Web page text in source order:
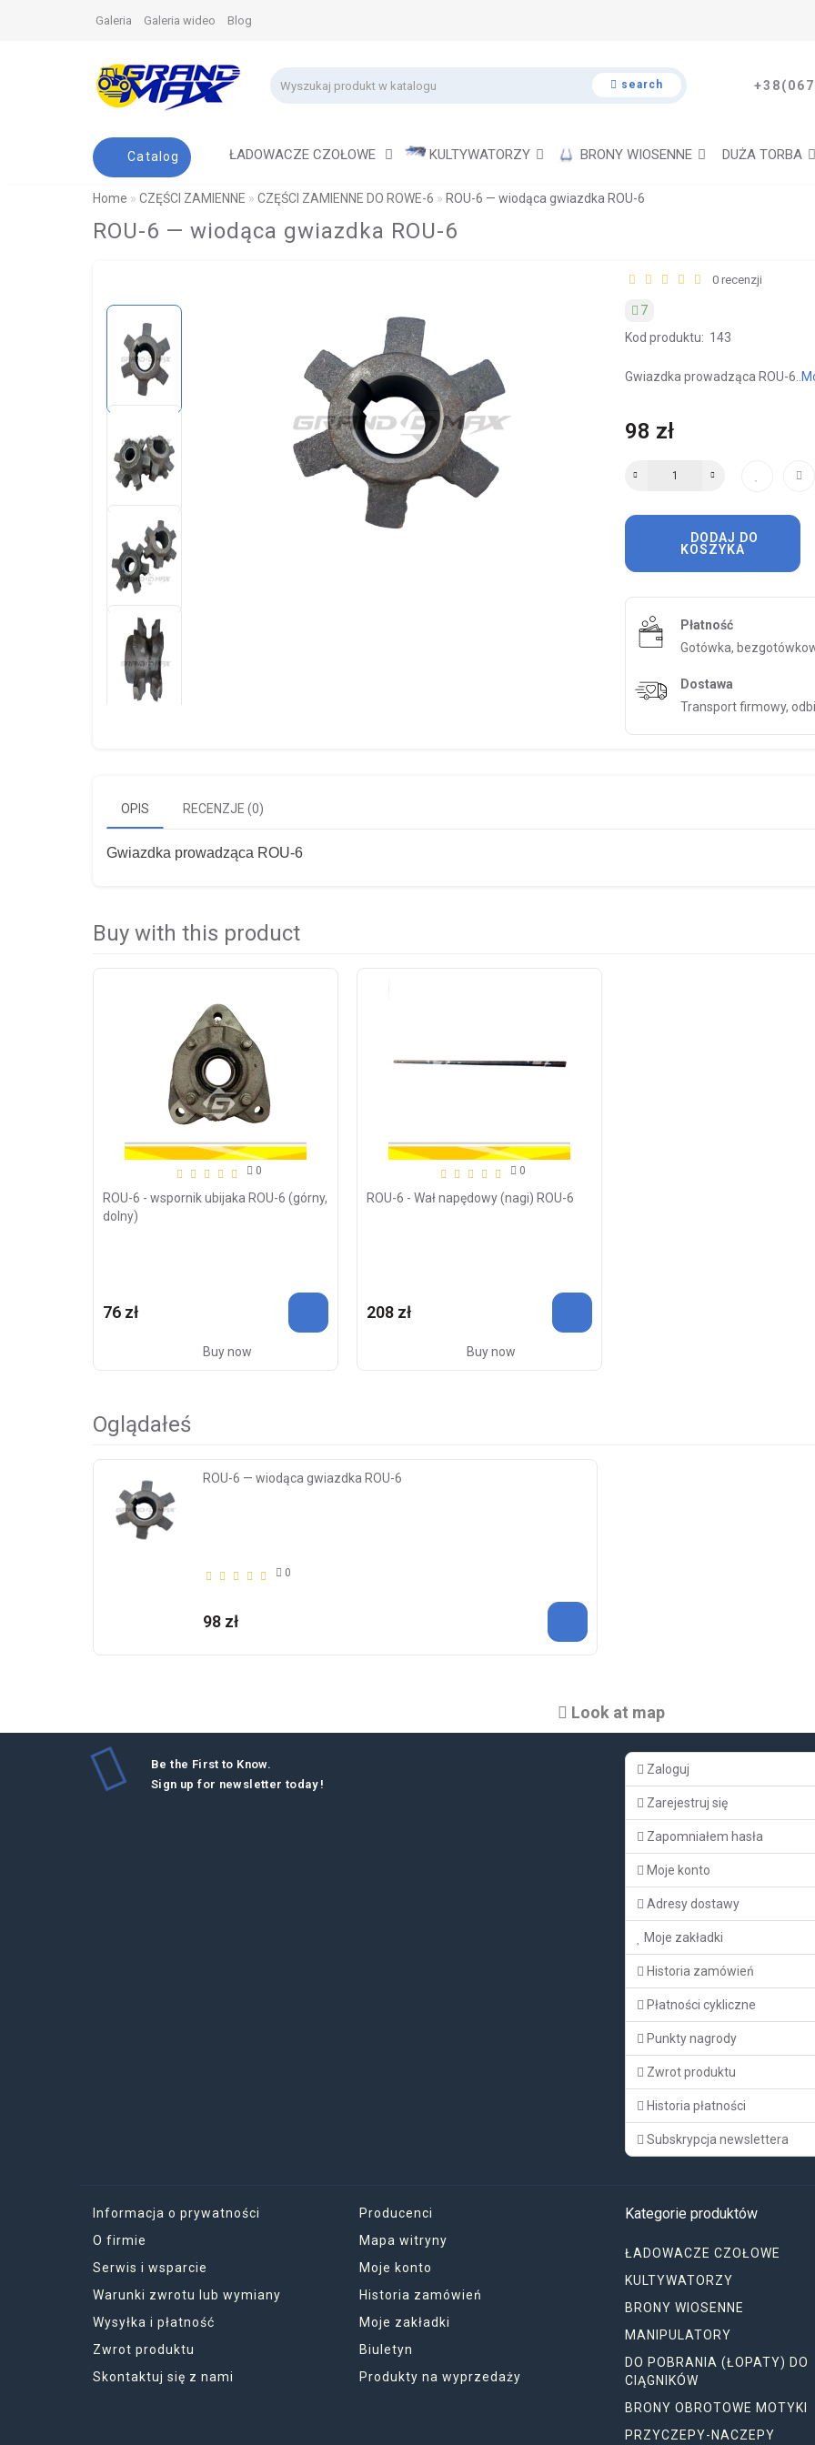
Galeria Galeria wideo Blog
search
Catalog ŁADOWACZE CZOŁOWE KULTYWATORZY BRONY WIOSENNE DUŻA TORBA
Home CZĘŚCI ZAMIENNE CZĘŚCI ZAMIENNE DO ROWE-6 ROU-6 — wiodąca gwiazdka ROU-6
ROU-6 — wiodąca gwiazdka ROU-6
0 recenzji
7
Kod produktu: 143
Gwiazdka prowadząca ROU-6..
98 zł
KOSZYKA
Płatność
Gotówka,
Dostawa
Transport firmowy,
OPIS RECENZJE (0)
Gwiazdka prowadząca ROU-6
Buy with this product
0
ROU-6 - wspornik ubijaka ROU-6 (górny,
dolny)
76 zł
Buy now
0
ROU-6 - Wał napędowy (nagi) ROU-6
208 zł
Buy now
Oglądałeś
ROU-6 — wiodąca gwiazdka ROU-6
0
98 zł
Look at map
Be the First to Know.
Sign up for newsletter today !
Zaloguj
Zarejestruj się
Zapomniałem hasła
Moje konto
Adresy dostawy
Moje zakładki
Historia zamówień
Płatności cykliczne
Punkty nagrody
Zwrot produktu
Historia płatności
Subskrypcja newslettera
Informacja o prywatności
O firmie
Serwis i wsparcie
Warunki zwrotu lub wymiany
Wysyłka i płatność
Zwrot produktu
Skontaktuj się z nami
Producenci
Mapa witryny
Moje konto
Historia zamówień
Moje zakładki
Biuletyn
Produkty na wyprzedaży
Kategorie produktów
ŁADOWACZE CZOŁOWE
KULTYWATORZY
BRONY WIOSENNE
MANIPULATORY
DO POBRANIA (ŁOPATY) DO
CIĄGNIKÓW
BRONY OBROTOWE MOTYKI
PRZYCZEPY-NACZEPY